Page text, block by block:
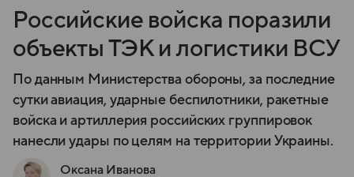
Российские войска поразили
объекты ТЭК и логистики ВСУ
По данным Министерства обороны, за последние
сутки авиация, ударные беспилотники, ракетные
войска и артиллерия российских группировок
нанесли удары по целям на территории Украины.
Оксана Иванова